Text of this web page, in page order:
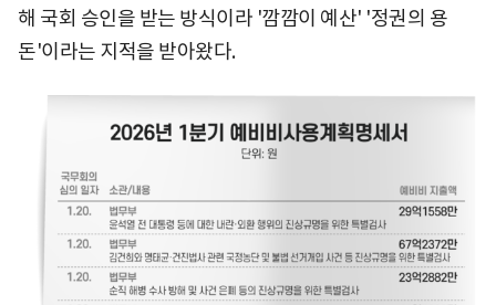
해 국회 승인을 받는 방식이라 '깜깜이 예산' '정권의 용
돈'이라는 지적을 받아왔다.